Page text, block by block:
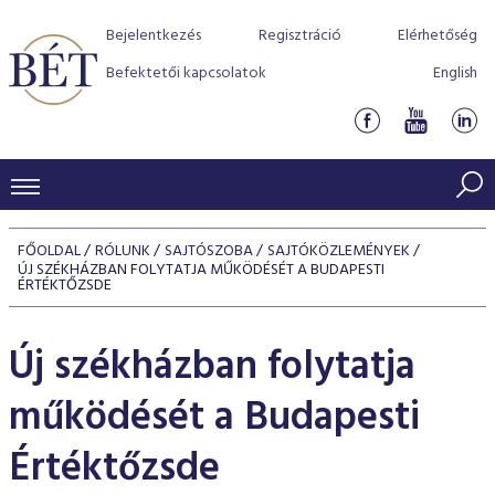
Bejelentkezés Regisztráció
Elérhetőség
Befektetői kapcsolatok
English
KERESKEDÉSI ADATOK
INDEXEK
Kötvényindexek
Jelzáloglevél indexek
Vállalati kötvény indexek
Kedvenc instrumentumok
Azonnali Piac
Részvények
Származékos piac
BEFEKTETŐK
Indexek
Részvény szekció
Hitelpapír szekció
Szabályozás
BÉT szabályzatok
Befektetővédelem
Alkalmazott díjstruktúra
Elszámolás
KIBOCSÁTÓK
Részvény és vállalati kötvény tőzsdei bevezetését
program
BÉT Xtend - Részvénypiac egyszerűen
TŐZSDETAGOK
Tőzsdetagok, üzletkötők
VENDOROK
FŐOLDAL RÓLUNK SAJTÓSZOBA SAJTÓKÖZLEMÉNYEK
ÚJ SZÉKHÁZBAN FOLYTATJA MŰKÖDÉSÉT A BUDAPESTI
ÉRTÉKTŐZSDE
Új székházban folytatja
működését a Budapesti
Értéktőzsde